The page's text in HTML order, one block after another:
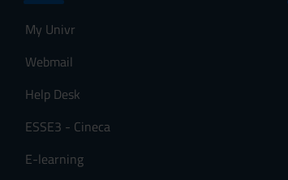
My Univr
Webmail
Help Desk
ESSE3 - Cineca
E-learning